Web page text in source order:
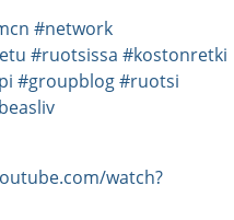
#network
#ruotsissa #kostonretki
#groupblog#ruotsi
watch?